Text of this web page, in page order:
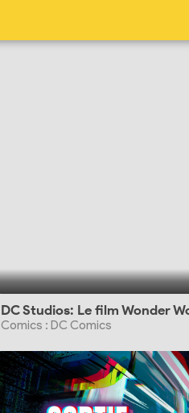
Comics : DC Comics